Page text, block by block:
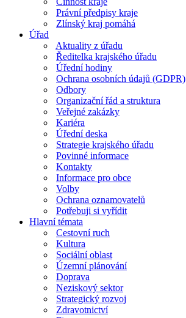
Právní předpisy kraje
Zlínský kraj pomáhá
Úřad
Aktuality z úřadu
Ředitelka krajského úřadu
Úřední hodiny
Ochrana osobních údajů (GDPR)
Odbory
Organizační řád a struktura
Veřejné zakázky
Kariéra
Úřední deska
Strategie krajského úřadu
Povinné informace
Kontakty
Informace pro obce
Volby
Ochrana oznamovatelů
Potřebuji si vyřídit
Hlavní témata
Cestovní ruch
Kultura
Sociální oblast
Územní plánování
Doprava
Neziskový sektor
Strategický rozvoj
Zdravotnictví